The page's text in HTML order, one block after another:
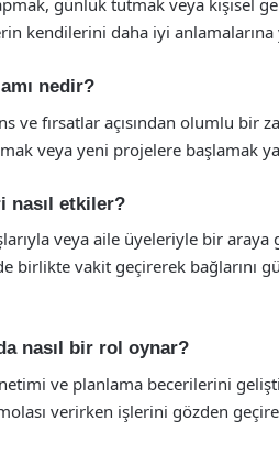
günlük tutmak veya kişisel
kendilerini daha iyi anlamalarına
nedir?
ve fırsatlar açısından olumlu bir
veya yeni projelere başlamak
nasıl etkiler?
veya aile üyeleriyle bir
birlikte vakit geçirerek bağlarını
nasıl bir rol oynar?
ve planlama becerilerini
verirken işlerini gözden